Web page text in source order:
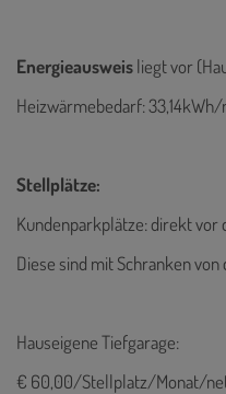
Energieausweisliegt vor
Heizwärmebedarf: 33,14kWh/
Stellplätze:
Kundenparkplätze: direkt vor
Diese sind mit Schranken
Hauseigene Tiefgarage:
€ 60,00/Stellplatz/Monat/